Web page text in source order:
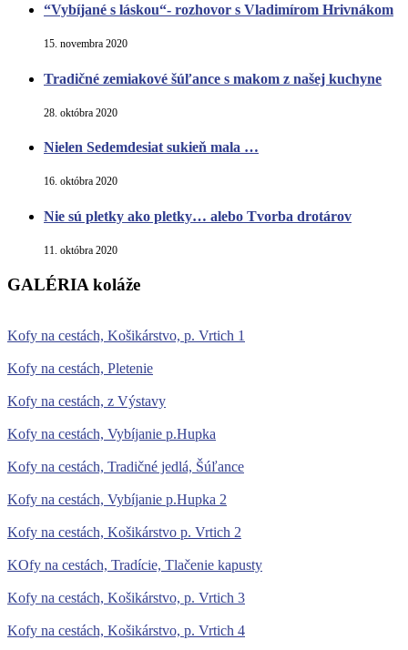
“Vybíjané s láskou“- rozhovor s Vladimírom Hrivnákom
15. novembra 2020
Tradičné zemiakové šúľance s makom z našej kuchyne
28. októbra 2020
Nielen Sedemdesiat sukieň mala …
16. októbra 2020
Nie sú pletky ako pletky… alebo Tvorba drotárov
11. októbra 2020
GALÉRIA koláže
Kofy na cestách, Košikárstvo, p. Vrtich 1
Kofy na cestách, Pletenie
Kofy na cestách, z Výstavy
Kofy na cestách, Vybíjanie p.Hupka
Kofy na cestách, Tradičné jedlá, Šúľance
Kofy na cestách, Vybíjanie p.Hupka 2
Kofy na cestách, Košikárstvo p. Vrtich 2
KOfy na cestách, Tradície, Tlačenie kapusty
Kofy na cestách, Košikárstvo, p. Vrtich 3
Kofy na cestách, Košikárstvo, p. Vrtich 4